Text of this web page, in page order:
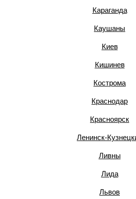
Караганда
Каушаны
Киев
Кишинев
Кострома
Краснодар
Красноярск
Ленинск-
Ливны
Лида
Львов